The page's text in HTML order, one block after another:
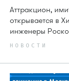
Аттракцион,
открывается в
инженеры
НОВОСТИ